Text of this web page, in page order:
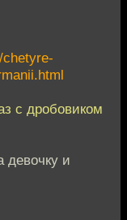
chetyre-
с дробовиком
девочку и